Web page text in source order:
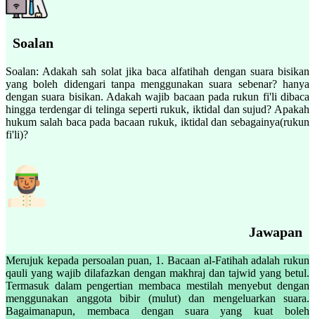
Soalan
Soalan: Adakah sah solat jika baca alfatihah dengan suara bisikan
yang boleh didengari tanpa menggunakan suara sebenar? hanya
dengan suara bisikan. Adakah wajib bacaan pada rukun fi'li dibaca
hingga terdengar di telinga seperti rukuk, iktidal dan sujud? Apakah
hukum salah baca pada bacaan rukuk, iktidal dan sebagainya(rukun
fi'li)?
Jawapan
Merujuk kepada persoalan puan, 1. Bacaan al-Fatihah adalah rukun
qauli yang wajib dilafazkan dengan makhraj dan tajwid yang betul.
Termasuk dalam pengertian membaca mestilah menyebut dengan
menggunakan anggota bibir (mulut) dan mengeluarkan suara.
Bagaimanapun, membaca dengan suara yang kuat boleh